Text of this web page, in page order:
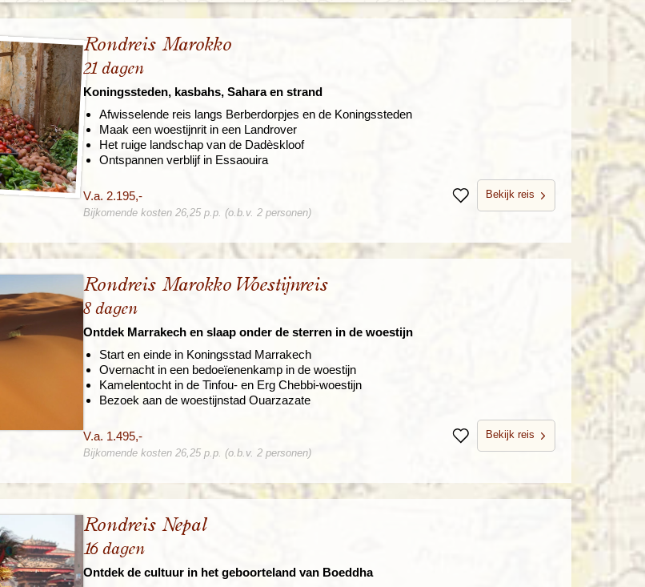
Rondreis Marokko
21 dagen
Koningssteden, kasbahs, Sahara en strand
Afwisselende reis langs Berberdorpjes en de Koningssteden
Maak een woestijnrit in een Landrover
Het ruige landschap van de Dadèskloof
Ontspannen verblijf in Essaouira
V.a. 2.195,- BewarenBekijk reis
Bijkomende kosten 26,25 p.p. (o.b.v. 2 personen)
Rondreis Marokko Woestijnreis
8 dagen
Ontdek Marrakech en slaap onder de sterren in de woestijn
Start en einde in Koningsstad Marrakech
Overnacht in een bedoeïenenkamp in de woestijn
Kamelentocht in de Tinfou- en Erg Chebbi-woestijn
Bezoek aan de woestijnstad Ouarzazate
V.a. 1.495,- BewarenBekijk reis
Bijkomende kosten 26,25 p.p. (o.b.v. 2 personen)
Rondreis Nepal
16 dagen
Ontdek de cultuur in het geboorteland van Boeddha